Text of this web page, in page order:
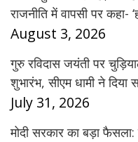
राजनीति में वापसी पर कहा-
August 3, 2026
गुरु रविदास जयंती पर
शुभारंभ, सीएम धामी ने
July 31, 2026
मोदी सरकार का बड़ा फैसला: